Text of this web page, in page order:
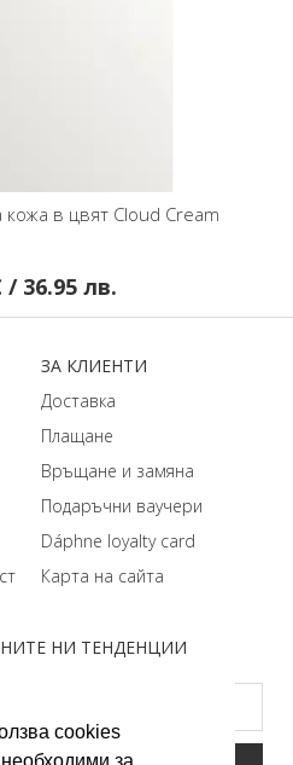
cookies
кожа в цвят Cloud Cream
/ 36.95 лв.
НИ ТЕНДЕНЦИИ
ЗA КЛИЕНТИ
Доставка
Плащане
Връщане и замяна
Подаръчни ваучери
Dáphnе loyalty card
Карта на сайта